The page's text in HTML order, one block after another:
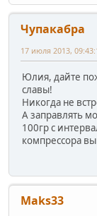
Чупакабра
17 июля 2013,
Юлия, дайте
славы!
Никогда не
А заправлять
100гр с
компрессора
Maks33